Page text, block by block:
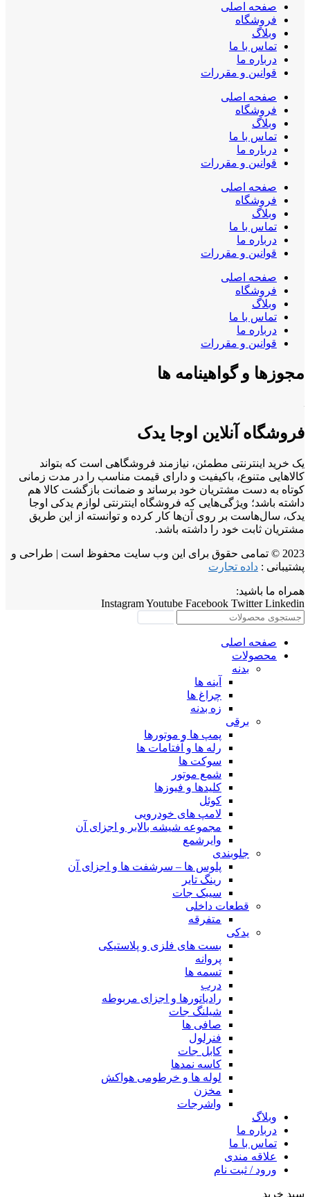
صفحه اصلی
فروشگاه
وبلاگ
تماس با ما
درباره ما
قوانین و مقررات
صفحه اصلی
فروشگاه
وبلاگ
تماس با ما
درباره ما
قوانین و مقررات
صفحه اصلی
فروشگاه
وبلاگ
تماس با ما
درباره ما
قوانین و مقررات
صفحه اصلی
فروشگاه
وبلاگ
تماس با ما
درباره ما
قوانین و مقررات
مجوزها و گواهینامه ها
فروشگاه آنلاین اوجا یدک
یک خرید اینترنتی مطمئن، نیازمند فروشگاهی است که بتواند
کالاهایی متنوع، باکیفیت و دارای قیمت مناسب را در مدت زمانی
کوتاه به دست مشتریان خود برساند و ضمانت بازگشت کالا هم
داشته باشد؛ ویژگی‌هایی که فروشگاه اینترنتی لوازم یدکی اوجا
یدک، سال‌هاست بر روی آن‌ها کار کرده و توانسته از این طریق
مشتریان ثابت خود را داشته باشد.
2023 © تمامی حقوق برای این وب سایت محفوظ است | طراحی و
پشتیبانی : داده تجارت
همراه ما باشید:
InstagramYoutube Facebook Twitter Linkedin
صفحه اصلی
محصولات
بدنه
آینه ها
چراغ ها
زه بدنه
برقی
پمپ ها و موتورها
رله ها و آفتامات ها
سوکت ها
شمع موتور
کلیدها و فیوزها
کوئل
لامپ های خودرویی
مجموعه شیشه بالابر و اجزای آن
وایرشمع
جلوبندی
پلوس ها – سرشفت ها و اجزای آن
رینگ تایر
سیبک جات
قطعات داخلی
متفرقه
یدکی
بست های فلزی و پلاستیکی
پروانه
تسمه ها
درب
رادیاتورها و اجزای مربوطه
شیلنگ جات
صافی ها
فنرلول
کابل جات
کاسه نمدها
لوله ها و خرطومی هواکش
مخزن
واشرجات
وبلاگ
درباره ما
تماس با ما
علاقه مندی
ورود / ثبت نام
سبد خرید